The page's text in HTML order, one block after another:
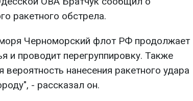
ракетного обстрела.
Черноморский флот РФ продолжает
и проводит перегруппировку. Также
нанесения ракетного удара
- рассказал он.